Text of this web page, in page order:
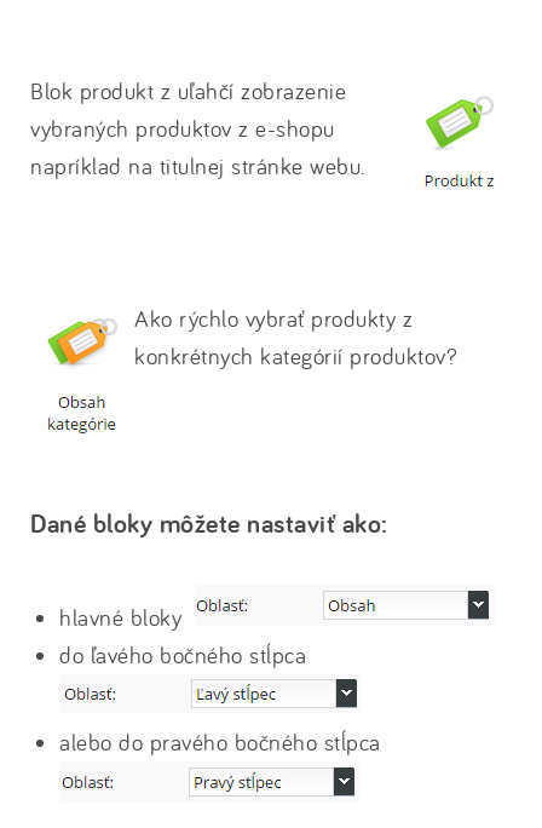
Blok produkt z uľahčí zobrazenie
vybraných produktov z e-shopu
napríklad na titulnej stránke webu.
Ako rýchlo vybrať produkty z
konkrétnych kategórií produktov?
Dané bloky môžete nastaviť ako:
hlavné bloky
do ľavého bočného stĺpca
alebo do pravého bočného stĺpca